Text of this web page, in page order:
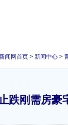
闻网首页 > 新闻中心 >
跌刚需房豪